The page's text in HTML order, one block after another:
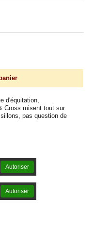
d'équitation,
Cross misent tout sur
pas question de
Autoriser
Autoriser